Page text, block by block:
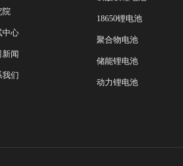
院
中心
新闻
我们
18650锂电池
聚合物电池
储能锂电池
动力锂电池